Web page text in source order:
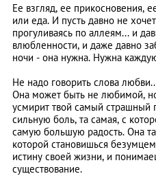
Ее взгляд, ее прикосновения,
или еда. И пусть давно не
прогуливаясь по аллеям... и
влюбленности, и даже давно
ночи - она нужна. Нужна
Не надо говорить слова
Она может быть не любимой,
усмирит твой самый страшный
сильную боль, та самая, с
самую большую радость. Она
которой становишься
истину своей жизни, и
существование.